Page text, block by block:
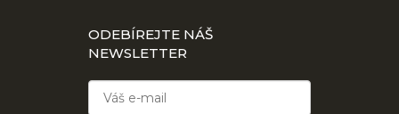
ODEBÍREJTE NÁŠ
NEWSLETTER